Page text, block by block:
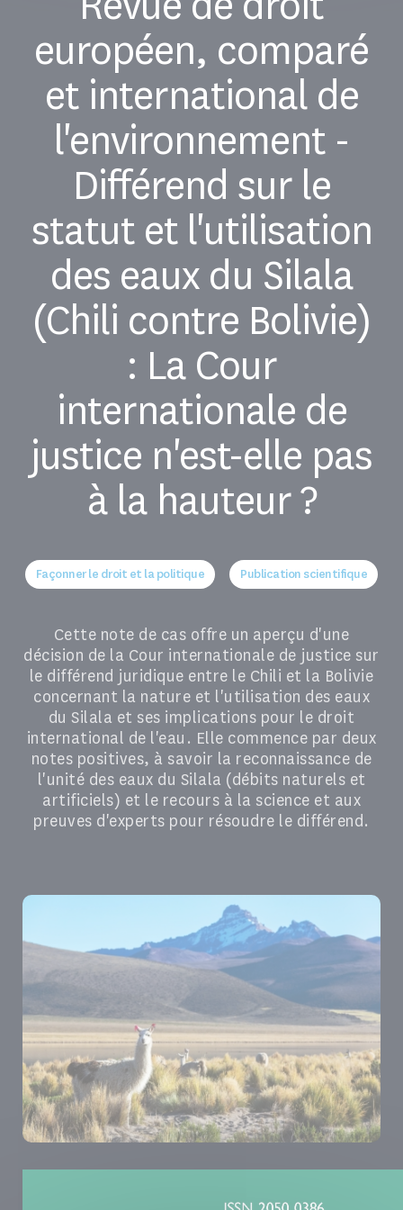
européen, comparé
et international de
l'environnement -
Différend sur le
statut et l'utilisation
des eaux du Silala
(Chili contre Bolivie)
: La Cour
internationale de
justice n'est-elle pas
à la hauteur ?
Façonner le droit et la politique Publication scientifique
Cette note de cas offre un aperçu d'une
décision de la Cour internationale de justice sur
le différend juridique entre le Chili et la Bolivie
concernant la nature et l'utilisation des eaux
du Silala et ses implications pour le droit
international de l'eau. Elle commence par deux
notes positives, à savoir la reconnaissance de
l'unité des eaux du Silala (débits naturels et
artificiels) et le recours à la science et aux
preuves d'experts pour résoudre le différend.